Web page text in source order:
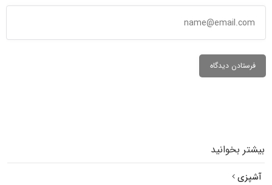
بیشتر بخوانید
آشپزی